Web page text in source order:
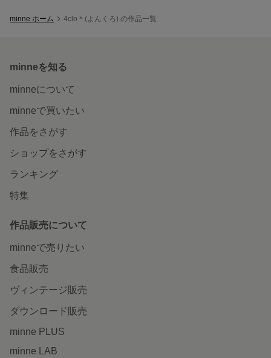
minne ホーム 4clo＊(よんくろ) の作品一覧
minneを知る
minneについて
minneで買いたい
作品をさがす
ショップをさがす
ランキング
特集
作品販売について
minneで売りたい
食品販売
ヴィンテージ販売
ダウンロード販売
minne PLUS
minne LAB